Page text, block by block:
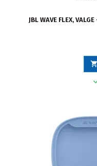
JBL WAVE FLEX,
